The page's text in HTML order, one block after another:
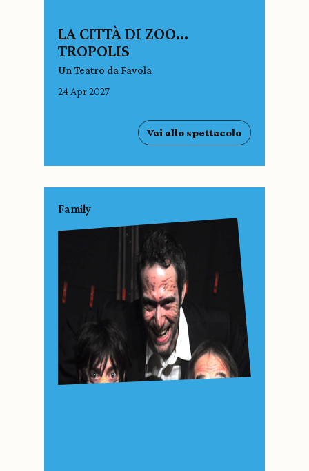
LA CITTÀ DI ZOO…
TROPOLIS
Un Teatro da Favola
24 Apr 2027
Vai allo spettacolo
Family